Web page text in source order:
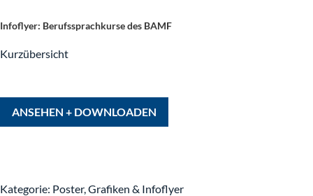
Unsere Mitglieder
Das Team
Infoflyer: Berufssprachkurse des BAMF
Kurzübersicht
ANSEHEN + DOWNLOADEN
Kategorie: Poster, Grafiken & Infoflyer